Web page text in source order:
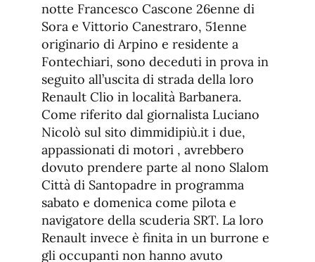
fuente.
notte Francesco Cascone 26enne di
Sora e Vittorio Canestraro, 51enne
originario di Arpino e residente a
Fontechiari, sono deceduti in prova in
seguito all’uscita di strada della loro
Renault Clio in località Barbanera.
Come riferito dal giornalista Luciano
Nicolò sul sito dimmidipiù.it i due,
appassionati di motori , avrebbero
dovuto prendere parte al nono Slalom
Città di Santopadre in programma
sabato e domenica come pilota e
navigatore della scuderia SRT. La loro
Renault invece è finita in un burrone e
gli occupanti non hanno avuto